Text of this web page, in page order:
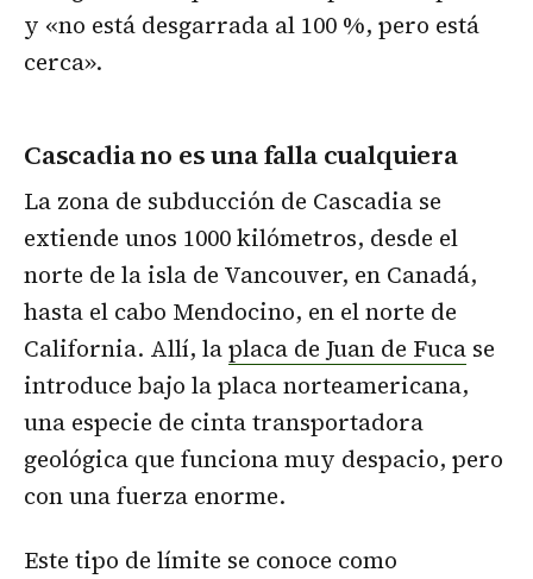
y «no está desgarrada al 100 %, pero está
cerca».
Cascadia no es una falla cualquiera
La zona de subducción de Cascadia se
extiende unos 1000 kilómetros, desde el
norte de la isla de Vancouver, en Canadá,
hasta el cabo Mendocino, en el norte de
California. Allí, laplaca de Juan de Fuca se
introduce bajo la placa norteamericana,
una especie de cinta transportadora
geológica que funciona muy despacio, pero
con una fuerza enorme.
Este tipo de límite se conoce como